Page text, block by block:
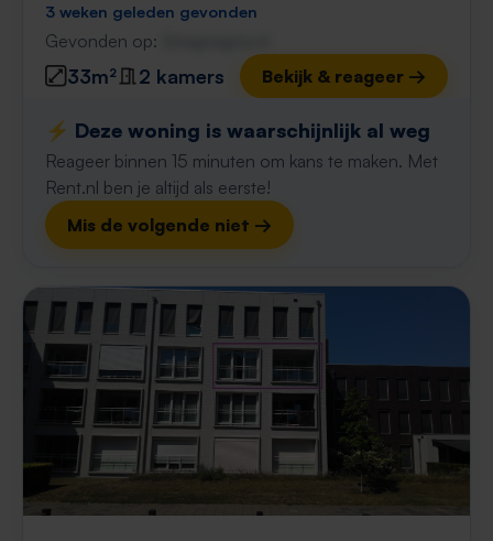
3 weken geleden gevonden
Gevonden op:
33m² 2 kamers Bekijk & reageer →
⚡️ Deze woning is waarschijnlijk al weg
Reageer binnen 15 minuten om kans te maken. Met
Rent.nl ben je altijd als eerste!
Mis de volgende niet →